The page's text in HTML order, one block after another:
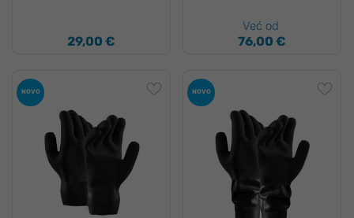
29,00 €
Već od
76,00 €
NOVO NOVO